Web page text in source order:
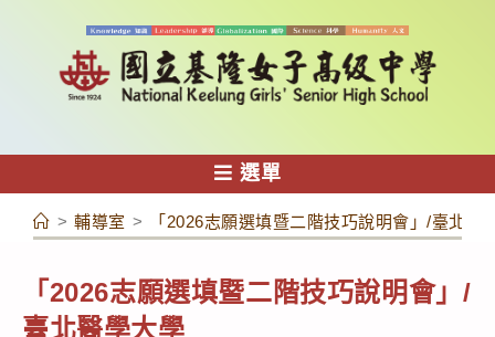
容
選單
> 輔導室 > 「2026志願選填暨二階技巧說明會」/臺北醫
「2026志願選填暨二階技巧說明會」/
臺北醫學大學